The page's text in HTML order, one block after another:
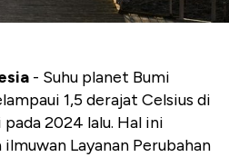
- Suhu planet Bumi
1,5 derajat Celsius di
2024 lalu. Hal ini
Layanan Perubahan